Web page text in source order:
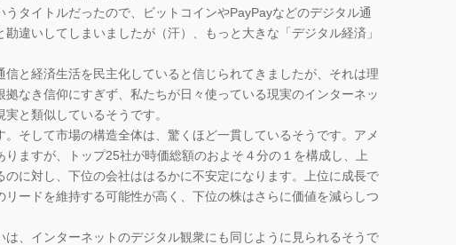
うタイトルだったので、ビットコインやPayPayなどのデジタル通
違いしてしまいましたが（汗）、もっと大きな「デジタル経済」
と経済生活を民主化していると信じられてきましたが、それは理
なき信仰にすぎず、私たちが日々使っている現実のインターネッ
と類似しているそうです。
そして市場の構造全体は、驚くほど一貫しているそうです。アメ
りますが、トップ25社が時価総額のおよそ４分の１を構成し、上
に対し、下位の会社ははるかに不安定になります。上位に成長で
リードを維持する可能性が高く、下位の株はさらに価値を減らしつ
、インターネットのデジタル観衆にも同じように見られるそうで